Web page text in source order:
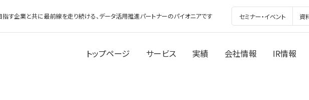
指す企業と共に最前線を走り続ける、データ活用推進パートナーのパイオニアです セミナー・イベント 資
トップページ サービス 実績 会社情報 IR情報